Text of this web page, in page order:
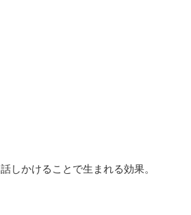
しかけることで生まれる効果。